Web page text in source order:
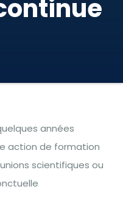
années
action de formation
scientifiques ou